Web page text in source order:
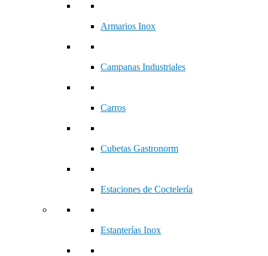
Armarios Inox
Campanas Industriales
Carros
Cubetas Gastronorm
Estaciones de Coctelería
Estanterías Inox